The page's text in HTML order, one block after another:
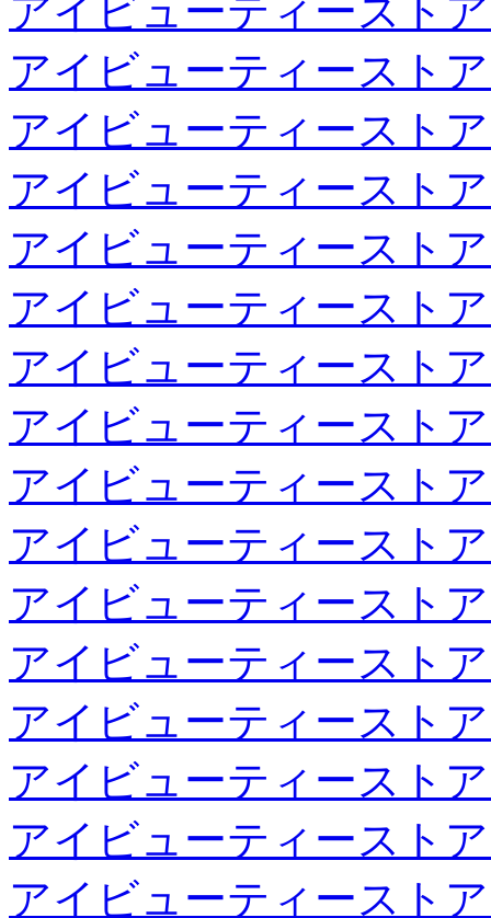
アイビューティースト
アイビューティースト
アイビューティースト
アイビューティースト
アイビューティースト
アイビューティースト
アイビューティースト
アイビューティースト
アイビューティースト
アイビューティースト
アイビューティースト
アイビューティースト
アイビューティースト
アイビューティースト
アイビューティースト
アイビューティースト